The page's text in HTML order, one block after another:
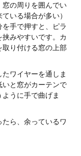
の周りを囲んでい
いる場合が多い）
手で押すと、ピラ
みやすいです。カ
り付ける窓の上部
ワイヤーを通しま
と窓がカーテンで
うに手で曲げま
ら、余っているワ